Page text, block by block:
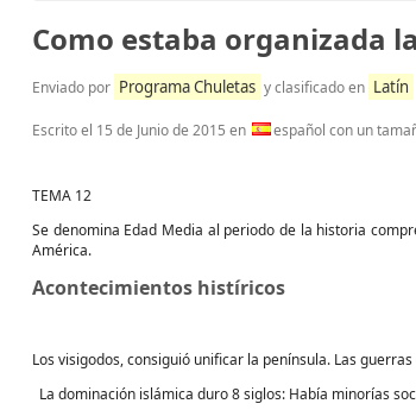
Como estaba organizada
Enviado por Programa Chuletas y clasificado en Latín
Escrito el 15 de Junio de 2015 en español con un
TEMA 12
Se denomina Edad Media al periodo de la historia
América.
Acontecimientos histíricos
Los visigodos, consiguió unificar la península. Las
La dominación islámica duro 8 siglos: Había minorías